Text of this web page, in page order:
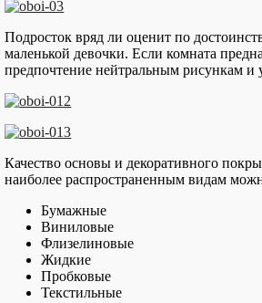
Подросток вряд ли оценит по
маленькой девочки. Если комната
предпочтение нейтральным рисункам и
Качество основы и декоративного
наиболее распространенным видам
Бумажные
Виниловые
Флизелиновые
Жидкие
Пробковые
Текстильные